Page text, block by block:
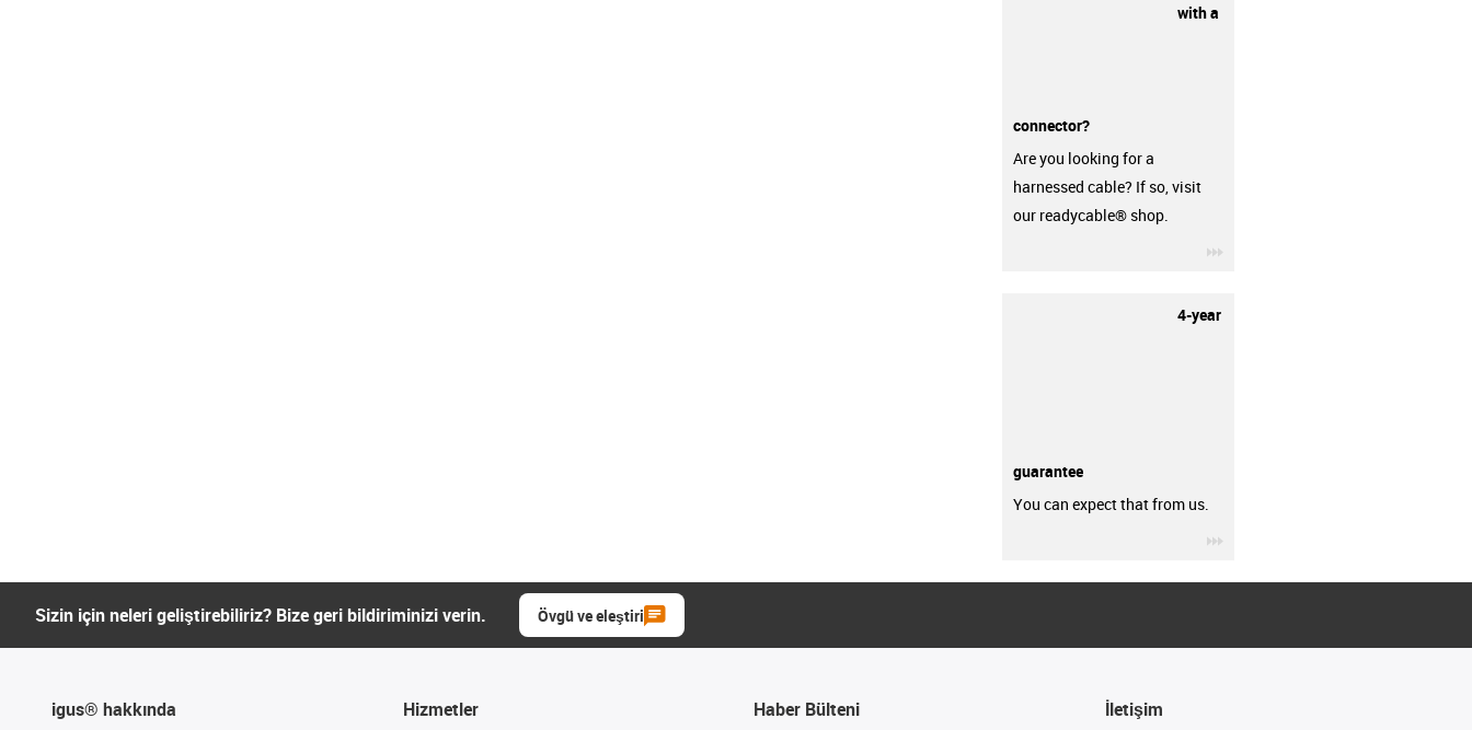
with a
connector?
Are you looking for a
harnessed cable? If so, visit
our readycable® shop.
4-year
guarantee
You can expect that from us.
Sizin için neleri geliştirebiliriz? Bize geri bildiriminizi verin. Övgü ve eleştiri
igus® hakkında Hizmetler Haber Bülteni İletişim